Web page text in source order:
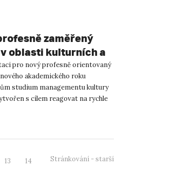
zaměřený
oblasti kulturních a
pro nový profesně orientovaný
akademického roku
studium managementu kultury
s cílem reagovat na rychle
13
14
Stránkování - starší